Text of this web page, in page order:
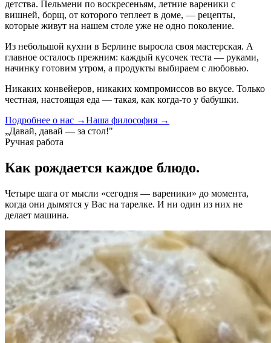
детства. Пельмени по воскресеньям, летние вареники с
вишней, борщ, от которого теплеет в доме, — рецепты,
которые живут на нашем столе уже не одно поколение.
Из небольшой кухни в Берлине выросла своя мастерская. А
главное осталось прежним: каждый кусочек теста — руками,
начинку готовим утром, а продукты выбираем с любовью.
Никаких конвейеров, никаких компромиссов во вкусе. Только
честная, настоящая еда — такая, как когда-то у бабушки.
Подробнее о нас →Наша философия →
„Давай, давай — за стол!"
Ручная работа
Как рождается каждое блюдо.
Четыре шага от мысли «сегодня — вареники» до момента,
когда они дымятся у Вас на тарелке. И ни один из них не
делает машина.